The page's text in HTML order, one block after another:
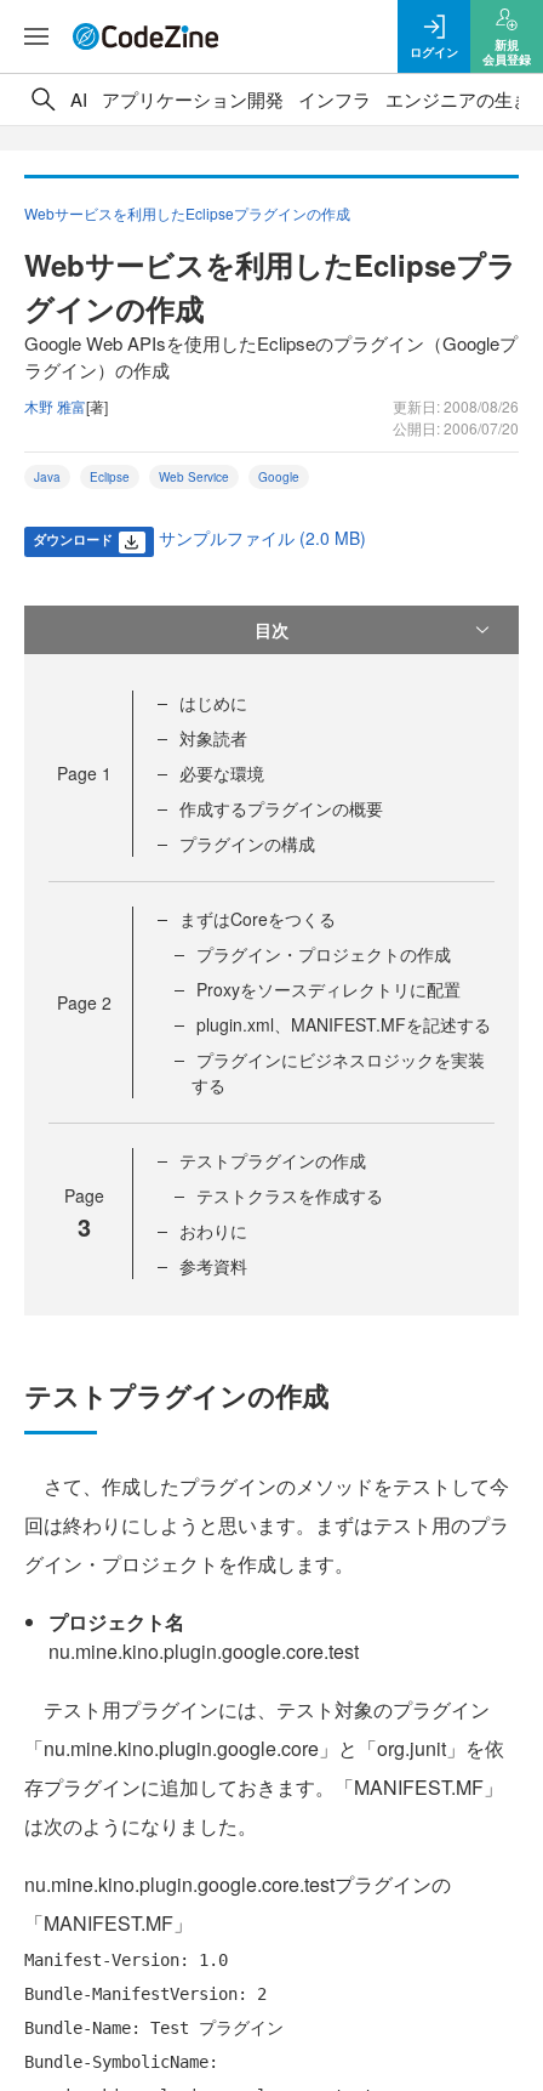
ログイン
新規
会員登録
AI アプリケーション開発 インフラ エンジニアの生き
Webサービスを利用したEclipseプラグインの作成
Webサービスを利用したEclipseプラ
グインの作成
Google Web APIsを使用したEclipseのプラグイン（Googleプ
ラグイン）の作成
木野 雅富[著]
更新日: 2008/08/26
公開日: 2006/07/20
Java Eclipse Web Service Google
ダウンロード サンプルファイル (2.0 MB)
目次
Page 1
はじめに
対象読者
必要な環境
作成するプラグインの概要
プラグインの構成
Page 2
まずはCoreをつくる
プラグイン・プロジェクトの作成
Proxyをソースディレクトリに配置
plugin.xml、MANIFEST.MFを記述する
プラグインにビジネスロジックを実装
する
Page
3
テストプラグインの作成
テストクラスを作成する
おわりに
参考資料
テストプラグインの作成
さて、作成したプラグインのメソッドをテストして今
回は終わりにしようと思います。まずはテスト用のプラ
グイン・プロジェクトを作成します。
プロジェクト名
nu.mine.kino.plugin.google.core.test
テスト用プラグインには、テスト対象のプラグイン
「nu.mine.kino.plugin.google.core」と「org.junit」を依
存プラグインに追加しておきます。「MANIFEST.MF」
は次のようになりました。
nu.mine.kino.plugin.google.core.testプラグインの
「MANIFEST.MF」
Manifest-Version: 1.0
Bundle-ManifestVersion: 2
Bundle-Name: Test プラグイン
Bundle-SymbolicName: